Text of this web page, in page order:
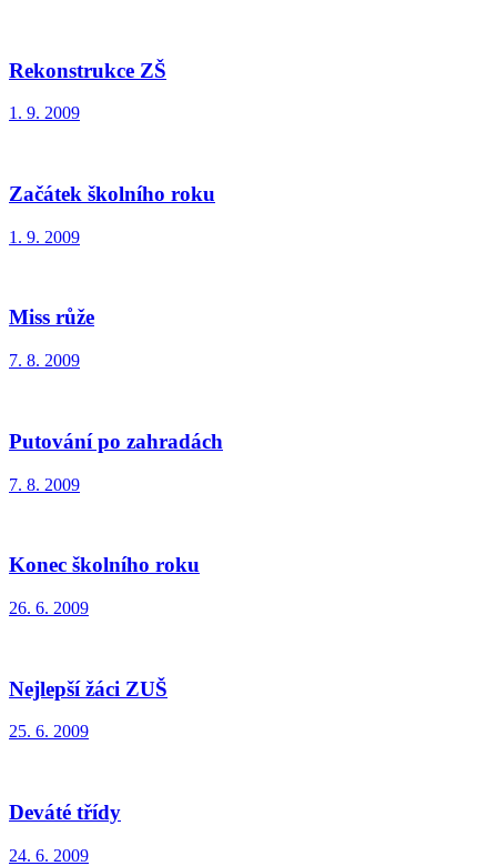
Rekonstrukce ZŠ
1. 9. 2009
Začátek školního roku
1. 9. 2009
Miss růže
7. 8. 2009
Putování po zahradách
7. 8. 2009
Konec školního roku
26. 6. 2009
Nejlepší žáci ZUŠ
25. 6. 2009
Deváté třídy
24. 6. 2009